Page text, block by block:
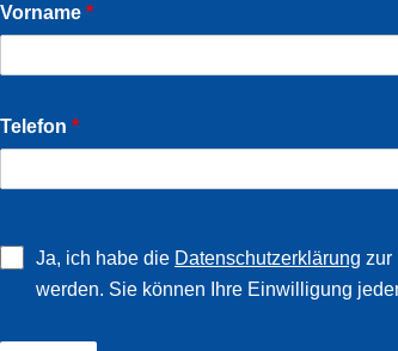
Vorname *
Telefon *
Ja, ich habe die Datenschutzerklärung zur
werden. Sie können Ihre Einwilligung